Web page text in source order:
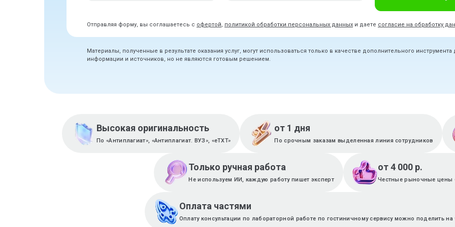
Отправляя форму, вы соглашаетесь с офертой, политикой обработки персональных данных и даете согласие на обработку
Материалы, полученные в результате оказания услуг, могут использоваться только в качестве дополнительного
информации и источников, но не являются готовым решением.
Высокая оригинальность
По «Антиплагиат», «Антиплагиат. ВУЗ», «eTXT»
от 1 дня
По срочным заказам выделенная линия сотрудников
Только ручная работа
Не используем ИИ, каждую работу пишет эксперт
от 4 000 р.
Честные рыночные цены
Оплата частями
Оплату консультации по лабораторной работе по гостиничному сервису можно поделить